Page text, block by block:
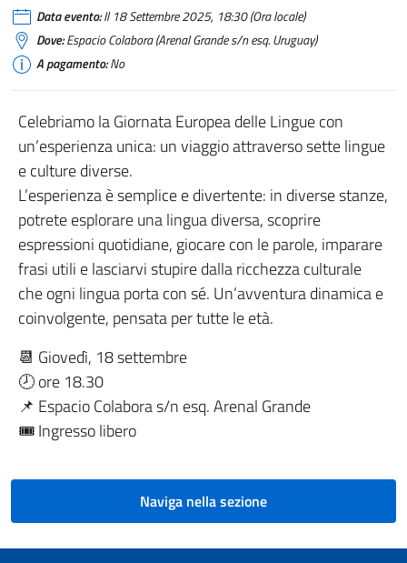
Data evento:Il 18 Settembre 2025, 18:30 (Ora locale)
Dove:Espacio Colabora (Arenal Grande s/n esq. Uruguay)
A pagamento:No
Celebriamo la Giornata Europea delle Lingue con
un’esperienza unica: un viaggio attraverso sette lingue
e culture diverse.
L’esperienza è semplice e divertente: in diverse stanze,
potrete esplorare una lingua diversa, scoprire
espressioni quotidiane, giocare con le parole, imparare
frasi utili e lasciarvi stupire dalla ricchezza culturale
che ogni lingua porta con sé. Un’avventura dinamica e
coinvolgente, pensata per tutte le età.
📆 Giovedì, 18 settembre
🕗 ore 18.30
📌 Espacio Colabora s/n esq. Arenal Grande
🎟 Ingresso libero
Naviga nella sezione